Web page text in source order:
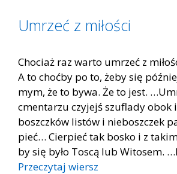
Umrzeć z miłości
Cho­ciaż raz war­to umrzeć z
A to choć­by po to, żeby się
mym, że to bywa. Że to jest.
cmen­ta­rzu czy­jejś szu­fla­dy obok
boszcz­ków li­stów i nie­bosz­czek
pieć… Cier­pieć tak bo­sko i z
by się było To­scą lub Wi­to­sem.
Przeczytaj wiersz